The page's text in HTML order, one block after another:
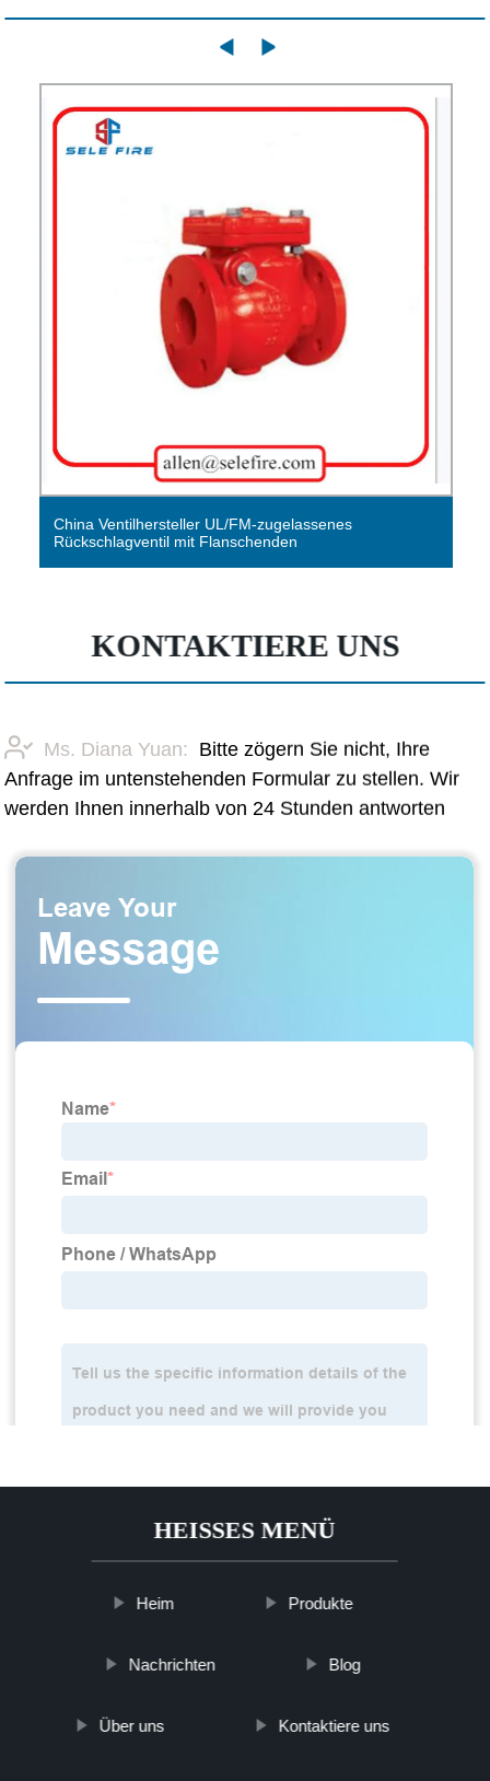
China Valve Supplier Pn16 ANSI-Standardschieber mit
Anzeige
KONTAKTIERE UNS
Ms. Diana Yuan: Bitte zögern Sie nicht, Ihre
Anfrage im untenstehenden Formular zu stellen. Wir
werden Ihnen innerhalb von 24 Stunden antworten
HEISSES MENÜ
Heim Produkte
Nachrichten Blog
Über uns Kontaktiere uns